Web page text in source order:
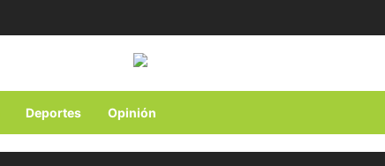
Deportes Opinión